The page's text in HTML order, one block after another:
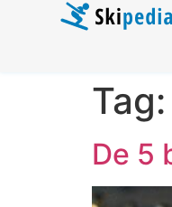
Tag:
De 5